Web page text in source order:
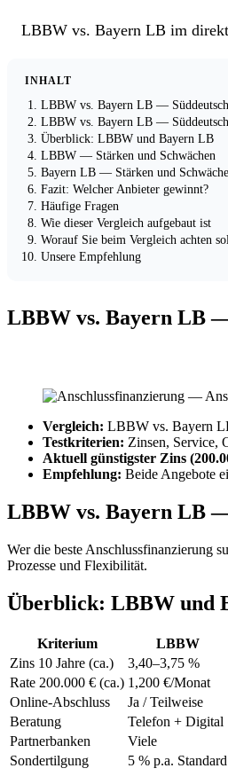
LBBW vs. Bayern LB im
INHALT
LBBW vs. Bayern LB —
LBBW vs. Bayern LB —
Überblick: LBBW und Bayern LB
LBBW — Stärken und Schwächen
Bayern LB — Stärken und
Fazit: Welcher Anbieter gewinnt?
Häufige Fragen
Wie dieser Vergleich aufgebaut ist
Worauf Sie beim Vergleich achten
Unsere Empfehlung
LBBW vs. Bayern LB
Vergleich: LBBW vs. Bayern
Testkriterien: Zinsen, Service,
Aktuell günstigster Zins
Empfehlung: Beide Angebote
LBBW vs. Bayern LB
Wer die beste Anschlussfinanzierung
Prozesse und Flexibilität.
Überblick: LBBW und
Kriterium LBBW
Zins 10 Jahre (ca.)
3,40–3,75 %
Rate 200.000 € (ca.) 1,200 €/Monat
Online-Abschluss
Ja / Teilweise
Beratung
Telefon + Digital
Partnerbanken
Viele
Sondertilgung
5 % p.a. Standard